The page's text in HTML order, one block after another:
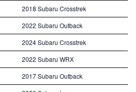
2018 Subaru Crosstrek
2022 Subaru Outback
2024 Subaru Crosstrek
2022 Subaru WRX
2017 Subaru Outback